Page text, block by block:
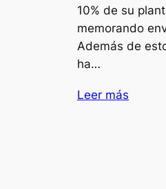
10% de su
memorando
Además de
ha…
Leer más